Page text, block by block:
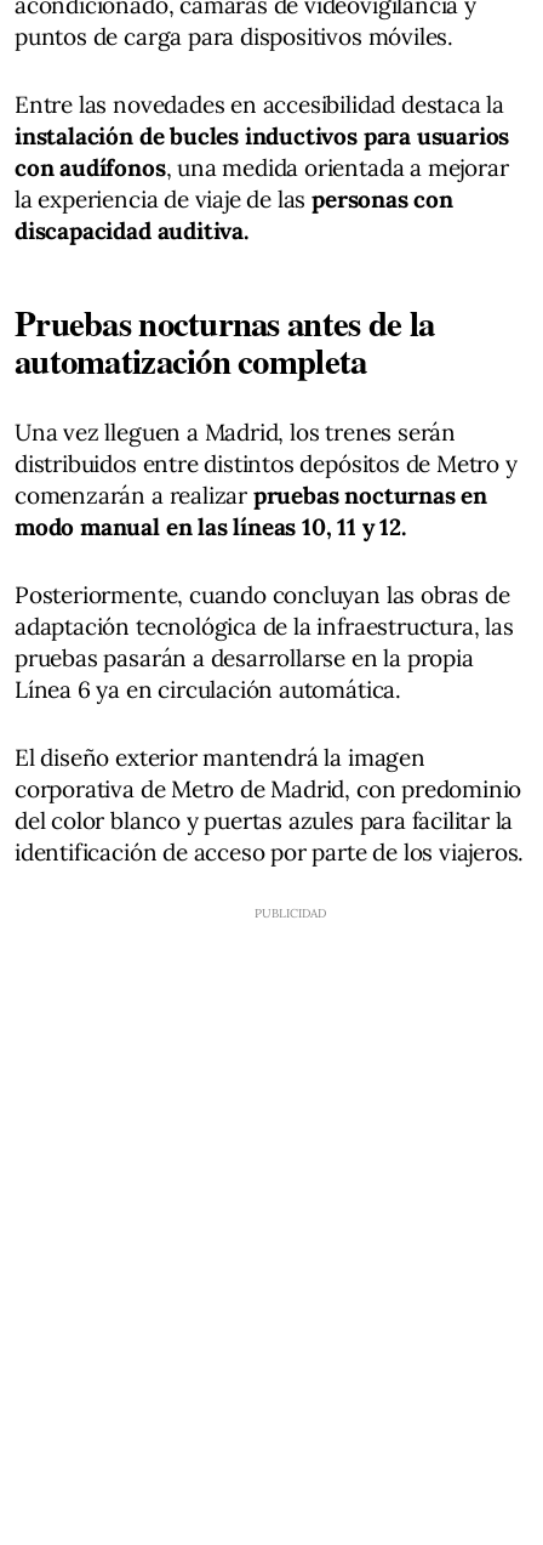
puntos de carga para dispositivos móviles.
Entre las novedades en accesibilidad destaca la
instalación de bucles inductivos para usuarios
con audífonos, una medida orientada a mejorar
la experiencia de viaje de laspersonas con
discapacidad auditiva.
Pruebas nocturnas antes de la
automatización completa
Una vez lleguen a Madrid, los trenes serán
distribuidos entre distintos depósitos de Metro y
comenzarán a realizar pruebas nocturnas en
modo manual en las líneas 10, 11 y 12.
Posteriormente, cuando concluyan las obras de
adaptación tecnológica de la infraestructura, las
pruebas pasarán a desarrollarse en la propia
Línea 6 ya en circulación automática.
El diseño exterior mantendrá la imagen
corporativa de Metro de Madrid, con predominio
del color blanco y puertas azules para facilitar la
identificación de acceso por parte de los viajeros.